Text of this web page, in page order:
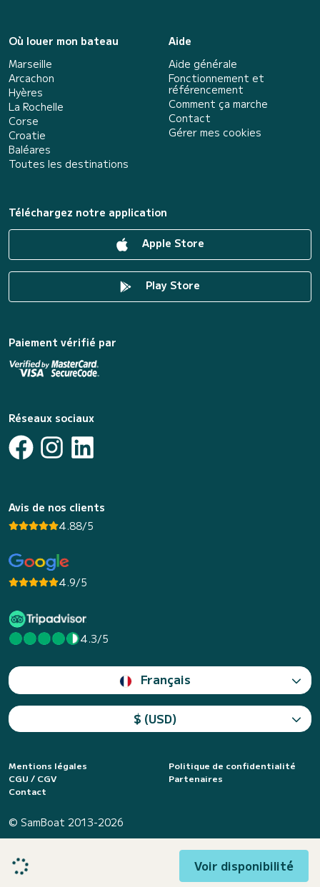
Voir disponibilité
Où louer mon bateau
Marseille
Arcachon
Hyères
La Rochelle
Corse
Croatie
Baléares
Toutes les destinations
Aide
Aide générale
Fonctionnement et
référencement
Comment ça marche
Contact
Gérer mes cookies
Téléchargez notre application
Apple Store
Play Store
Paiement vérifié par
Réseaux sociaux
Avis de nos clients
4.88/5
4.9/5
4.3/5
Français
$ (USD)
Mentions légales
Politique de confidentialité
CGU / CGV
Partenaires
Contact
© SamBoat 2013-2026